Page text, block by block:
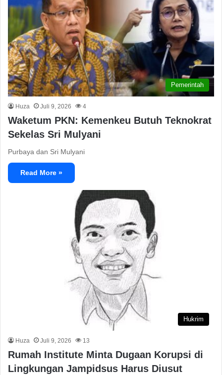
Pemerintah
Huza Juli 9, 2026 4
Waketum PKN: Kemenkeu Butuh Teknokrat
Sekelas Sri Mulyani
Purbaya dan Sri Mulyani
Read More »
Hukrim
Huza Juli 9, 2026 13
Rumah Institute Minta Dugaan Korupsi di
Lingkungan Jampidsus Harus Diusut